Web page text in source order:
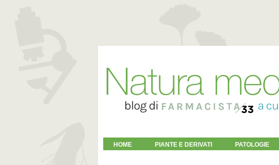
HOME PIANTE E DERIVATI PATOLOGIE